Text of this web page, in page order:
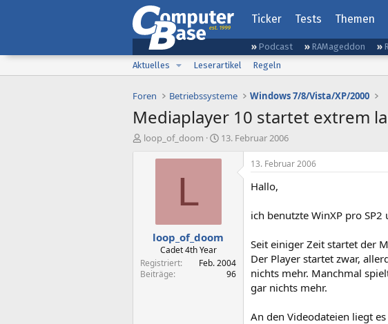
Ticker Tests Themen
Podcast RAMageddon
Aktuelles
Leserartikel Regeln
Foren Betriebssysteme Windows 7/8/Vista/XP/2000
Mediaplayer 10 startet extrem
E
loop_of_doom
E
s
t
a
13. Februar 2006
L
loop_of_doom
Cadet 4th Year
Registriert
Feb. 2004
Beiträge
96
13. Februar 2006
Hallo,
ich benutzte WinXP pro
Seit einiger Zeit startet der
Der Player startet zwar,
nichts mehr. Manchmal
gar nichts mehr.
An den Videodateien liegt